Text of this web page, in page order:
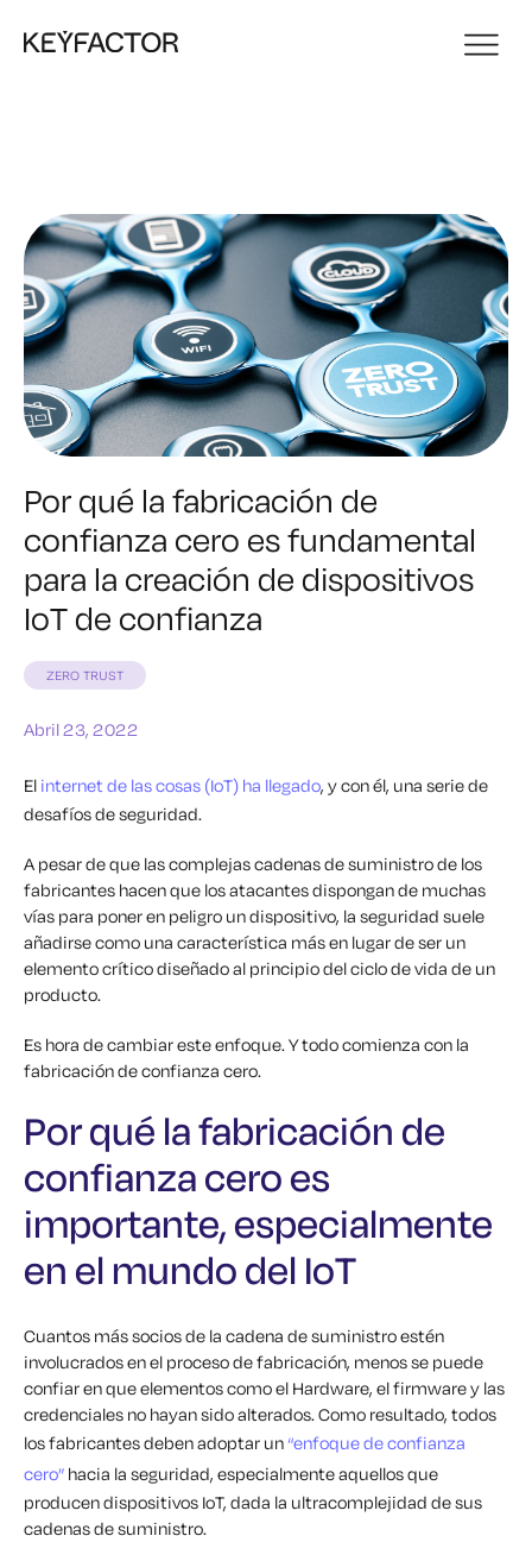
Por qué la fabricación de
confianza cero es fundamental
para la creación de dispositivos
IoT de confianza
ZERO TRUST
Abril 23, 2022
El internet de las cosas (IoT) ha llegado, y con él, una serie de
desafíos de seguridad.
A pesar de que las complejas cadenas de suministro de los
fabricantes hacen que los atacantes dispongan de muchas
vías para poner en peligro un dispositivo, la seguridad suele
añadirse como una característica más en lugar de ser un
elemento crítico diseñado al principio del ciclo de vida de un
producto.
Es hora de cambiar este enfoque. Y todo comienza con la
fabricación de confianza cero.
Por qué la fabricación de
confianza cero es
importante, especialmente
en el mundo del IoT
Cuantos más socios de la cadena de suministro estén
involucrados en el proceso de fabricación, menos se puede
confiar en que elementos como el Hardware, el firmware y las
credenciales no hayan sido alterados. Como resultado, todos
los fabricantes deben adoptar un“enfoque de confianza
cero” hacia la seguridad, especialmente aquellos que
producen dispositivos IoT, dada la ultracomplejidad de sus
cadenas de suministro.